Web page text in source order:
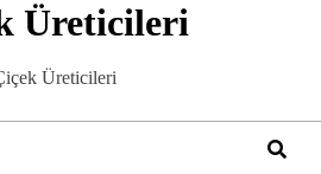
Üreticileri
Üreticileri